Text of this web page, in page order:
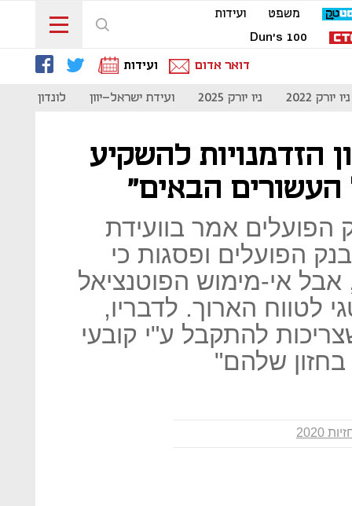
משפט
ועידות
Dun's 100
דואר אדום
ועידות
ניו יורק 2022 ניו יורק 2025 ועידת ישראל-יוון לונדון 2023
הזדמנויות להשקיע
הבאים"
הפועלים אמר בוועידת
בנק הפועלים ופסגות כי
אי-מימוש הפוטנציאל
לטווח הארוך. לדבריו,
להתקבל ע"י קובעי
בחזון שלהם"
2020